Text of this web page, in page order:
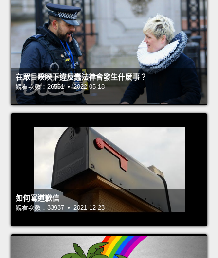
在眾目睽睽下違反蠢法律會發生什麼事？
觀看次數：26551 • 2022-05-18
如何寫道歉信
觀看次數：33937 • 2021-12-23